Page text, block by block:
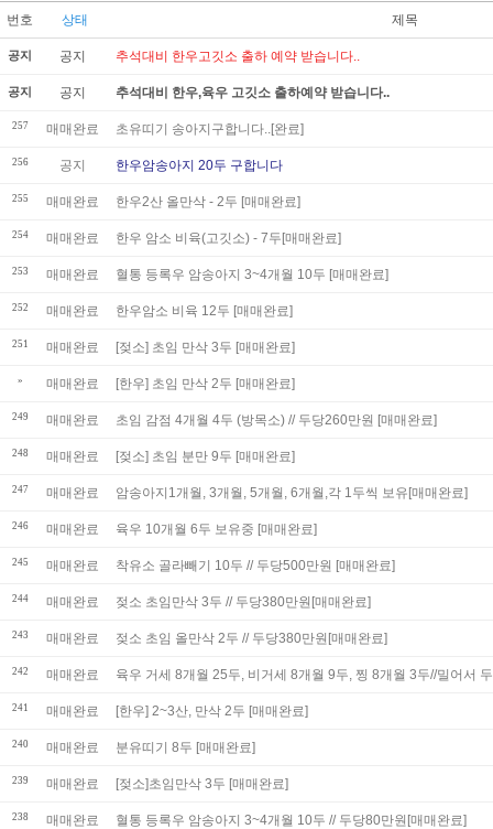
번호 상태 제목
공지 공지 추석대비 한우고깃소 출하 예약 받습니다..
공지 공지 추석대비 한우,육우 고깃소 출하예약 받습니다..
257 매매완료 초유띠기 송아지구합니다..[완료]
256 공지 한우암송아지 20두 구합니다
255 매매완료 한우2산 올만삭 - 2두 [매매완료]
254 매매완료 한우 암소 비육(고깃소) - 7두[매매완료]
253 매매완료 혈통 등록우 암송아지 3~4개월 10두 [매매완료]
252 매매완료 한우암소 비육 12두 [매매완료]
251 매매완료 [젖소] 초임 만삭 3두 [매매완료]
» 매매완료 [한우] 초임 만삭 2두 [매매완료]
249 매매완료 초임 감점 4개월 4두 (방목소) // 두당260만원 [매매완료]
248 매매완료 [젖소] 초임 분만 9두 [매매완료]
247 매매완료 암송아지1개월, 3개월, 5개월, 6개월,각 1두씩 보유[매매완료]
246 매매완료 육우 10개월 6두 보유중 [매매완료]
245 매매완료 착유소 골라빼기 10두 // 두당500만원 [매매완료]
244 매매완료 젖소 초임만삭 3두 // 두당380만원[매매완료]
243 매매완료 젖소 초임 올만삭 2두 // 두당380만원[매매완료]
242 매매완료 육우 거세 8개월 25두, 비거세 8개월 9두, 찡
241 매매완료 [한우] 2~3산, 만삭 2두 [매매완료]
240 매매완료 분유띠기 8두 [매매완료]
239 매매완료 [젖소]초임만삭 3두 [매매완료]
238 매매완료 혈통 등록우 암송아지 3~4개월 10두 // 두당80만원[매매완료]